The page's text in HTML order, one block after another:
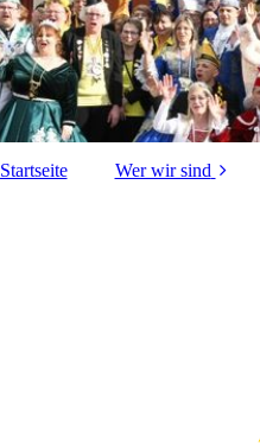
Startseite Wer wir sind